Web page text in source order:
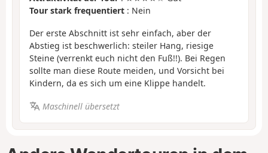
Tour stark frequentiert : Nein
Der erste Abschnitt ist sehr einfach, aber der
Abstieg ist beschwerlich: steiler Hang, riesige
Steine (verrenkt euch nicht den Fuß!!). Bei Regen
sollte man diese Route meiden, und Vorsicht bei
Kindern, da es sich um eine Klippe handelt.
Maschinell übersetzt